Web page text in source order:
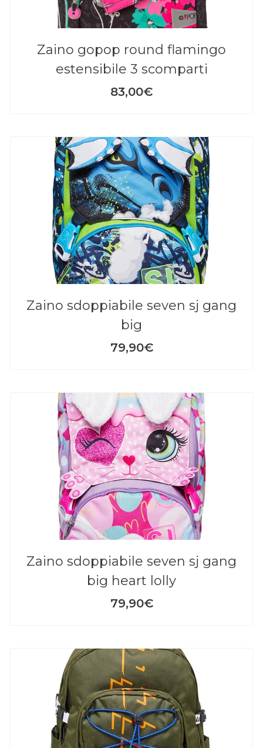
zaino gopop round flamingo
estensibile 3 scomparti
83,00€
zaino sdoppiabile seven sj gang
big
79,90€
zaino sdoppiabile seven sj gang
big heart lolly
79,90€